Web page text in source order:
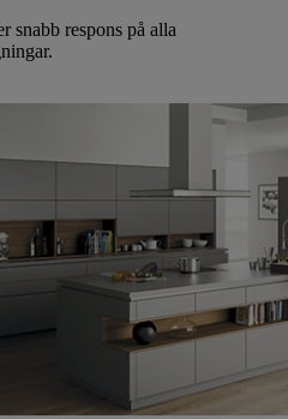
snabb respons på alla